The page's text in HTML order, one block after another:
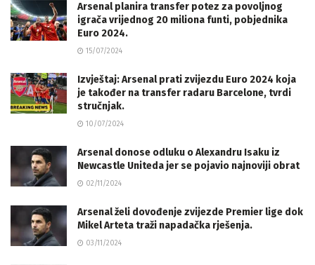
Arsenal planira transfer potez za povoljnog
igrača vrijednog 20 miliona funti, pobjednika
Euro 2024.
15/07/2024
Izvještaj: Arsenal prati zvijezdu Euro 2024 koja
je također na transfer radaru Barcelone, tvrdi
stručnjak.
10/07/2024
Arsenal donose odluku o Alexandru Isaku iz
Newcastle Uniteda jer se pojavio najnoviji obrat
02/11/2024
Arsenal želi dovođenje zvijezde Premier lige dok
Mikel Arteta traži napadačka rješenja.
03/11/2024